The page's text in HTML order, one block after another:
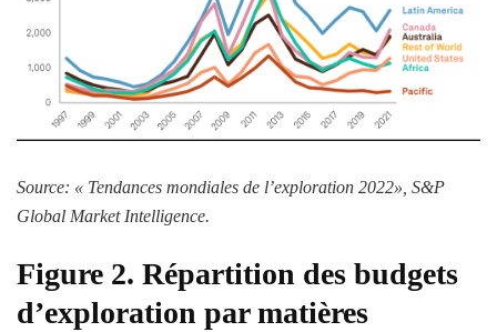
Source: « Tendances mondiales de l’exploration 2022», S&P
Global Market Intelligence.
Figure 2. Répartition des budgets
d’exploration par matières